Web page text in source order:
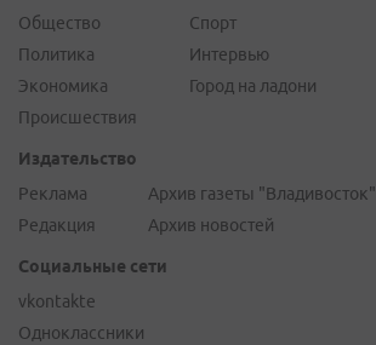
Общество
Политика
Экономика
Происшествия
Спорт
Интервью
Город на ладони
Издательство
Реклама
Редакция
Архив газеты "Владивосток"
Архив новостей
Социальные сети
vkontakte
Одноклассники